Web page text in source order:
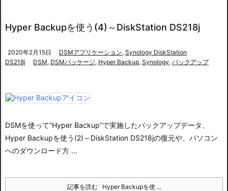
Hyper Backupを使う(4)～DiskStation DS218j
2020年2月15日 DSMアプリケーション, Synology DiskStation
DS218j
DSM, DSMパッケージ, Hyper Backup, Synology, バックアップ
DSMを使って”Hyper Backup”で実施したバックアップデータ、
Hyper Backupを使う(2)～DiskStation DS218jの復元や、パソコン
へのダウンロード方 ...
記事を読む Hyper Backupを使 ...